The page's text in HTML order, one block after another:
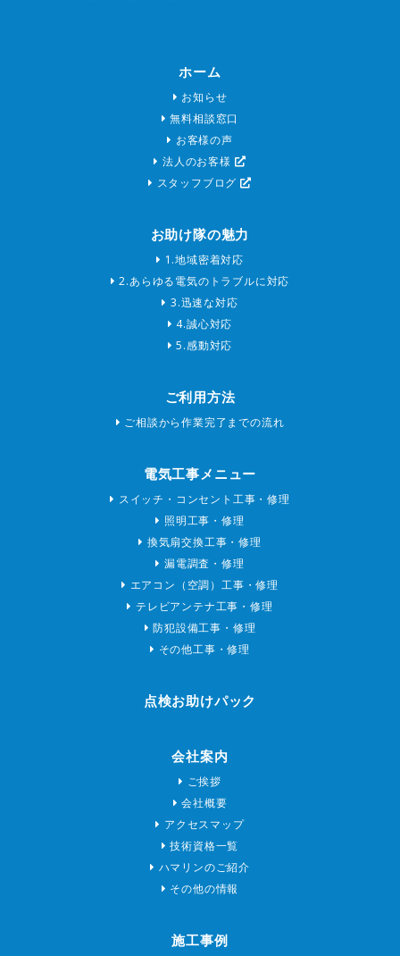
ホーム
お知らせ
無料相談窓口
お客様の声
法人のお客様
スタッフブログ
お助け隊の魅力
1.地域密着対応
2.あらゆる電気のトラブルに対応
3.迅速な対応
4.誠心対応
5.感動対応
ご利用方法
ご相談から作業完了までの流れ
電気工事メニュー
スイッチ・コンセント工事・修理
照明工事・修理
換気扇交換工事・修理
漏電調査・修理
エアコン（空調）工事・修理
テレビアンテナ工事・修理
防犯設備工事・修理
その他工事・修理
点検お助けパック
会社案内
ご挨拶
会社概要
アクセスマップ
技術資格一覧
ハマリンのご紹介
その他の情報
施工事例